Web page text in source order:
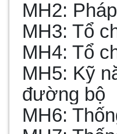
MH2:
MH3: Tổ
MH4: Tổ
MH5: Kỹ
đường bộ
MH6: